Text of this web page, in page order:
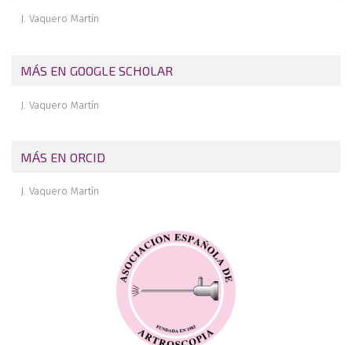
J. Vaquero Martín
MÁS EN GOOGLE SCHOLAR
J. Vaquero Martín
MÁS EN ORCID
J. Vaquero Martín